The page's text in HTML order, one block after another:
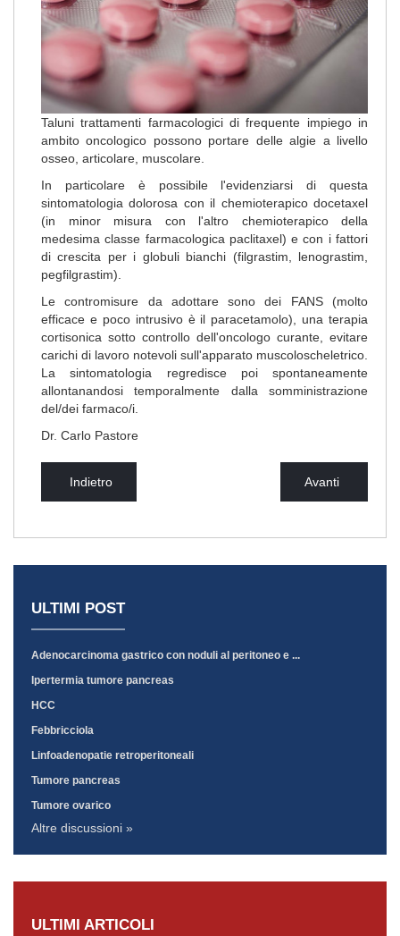
Taluni trattamenti farmacologici di frequente impiego in
ambito oncologico possono portare delle algie a livello
osseo, articolare, muscolare.
In particolare è possibile l'evidenziarsi di questa
sintomatologia dolorosa con il chemioterapico docetaxel
(in minor misura con l'altro chemioterapico della
medesima classe farmacologica paclitaxel) e con i fattori
di crescita per i globuli bianchi (filgrastim, lenograstim,
pegfilgrastim).
Le contromisure da adottare sono dei FANS (molto
efficace e poco intrusivo è il paracetamolo), una terapia
cortisonica sotto controllo dell'oncologo curante, evitare
carichi di lavoro notevoli sull'apparato muscoloscheletrico.
La sintomatologia regredisce poi spontaneamente
allontanandosi temporalmente dalla somministrazione
del/dei farmaco/i.
Dr. Carlo Pastore
Indietro Avanti
ULTIMI POST
Adenocarcinoma gastrico con noduli al peritoneo e ...
Ipertermia tumore pancreas
HCC
Febbricciola
Linfoadenopatie retroperitoneali
Tumore pancreas
Tumore ovarico
Altre discussioni »
ULTIMI ARTICOLI